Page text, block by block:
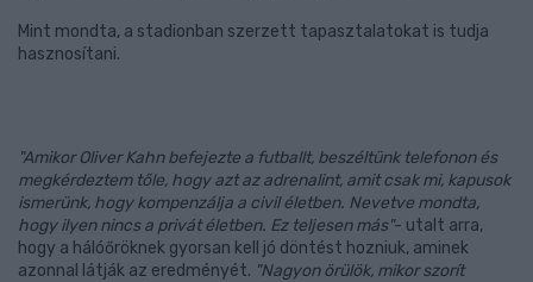
Mint mondta, a stadionban szerzett tapasztalatokat is tudja
hasznosítani.
"Amikor Oliver Kahn befejezte a futballt, beszéltünk telefonon és
megkérdeztem tőle, hogy azt az adrenalint, amit csak mi, kapusok
ismerünk, hogy kompenzálja a civil életben. Nevetve mondta,
hogy ilyen nincs a privát életben. Ez teljesen más"- utalt arra,
hogy a hálóőröknek gyorsan kell jó döntést hozniuk, aminek
azonnal látják az eredményét. "Nagyon örülök, mikor szorít